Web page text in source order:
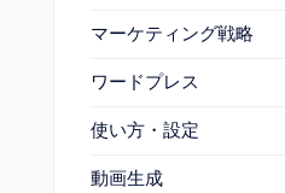
マーケティング戦略
ワードプレス
使い方・設定
動画生成